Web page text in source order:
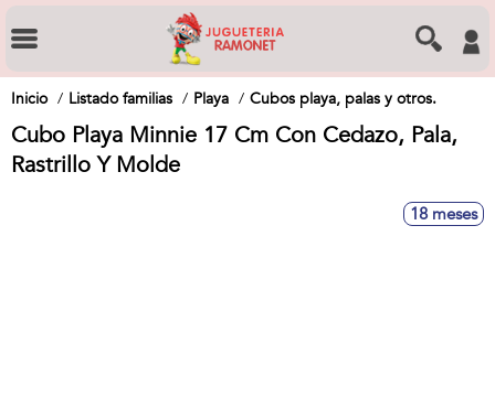
Inicio Listado familias Playa Cubos playa, palas y otros.
Cubo Playa Minnie 17 Cm Con Cedazo, Pala,
Rastrillo Y Molde
18 meses